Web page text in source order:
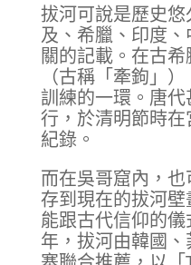
拔河可說是歷史
及、希臘、印度
關的記載。在古
（古稱「牽鉤」
訓練的一環。唐
行，於清明節時
紀錄。
而在吳哥窟內，
存到現在的拔河
能跟古代信仰的
年，拔河由韓國